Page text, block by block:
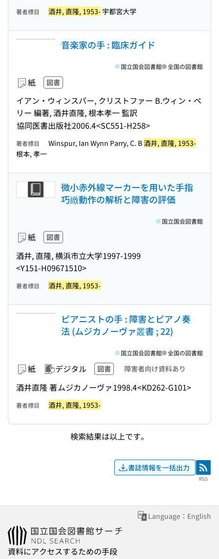
著者標目 酒井, 直隆, 1953- 宇都宮大学
音楽家の手 : 臨床ガイド
紙 図書
イアン・ウィンスパー, クリストファー B.ウィン・ペ
リー 編著, 酒井直隆, 根本孝一 監訳
協同医書出版社2006.4<SC551-H258>
国立国会図書館 全国の図書館
著者標目 Winspur, Ian Wynn Parry, C. B酒井, 直隆, 1953-
根本, 孝一
微小赤外線マーカーを用いた手指
巧緻動作の解析と障害の評価
紙 図書
酒井, 直隆, 横浜市立大学1997-1999
<Y151-H09671510>
国立国会図書館
著者標目 酒井, 直隆, 1953-
ピアニストの手 : 障害とピアノ奏
法 (ムジカノーヴァ叢書 ; 22)
紙 デジタル 図書 障害者向け資料あり
酒井直隆 著ムジカノーヴァ1998.4<KD262-G101>
国立国会図書館 全国の図書館
著者標目 酒井, 直隆, 1953-
検索結果は以上です。
書誌情報を一括出力 RSS
RSS
Language：English
資料にアクセスするための手段